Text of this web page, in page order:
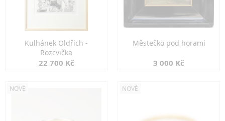
Kulhánek Oldřich -
Rozcvička
22 700 Kč
Městečko pod horami
3 000 Kč
NOVÉ NOVÉ